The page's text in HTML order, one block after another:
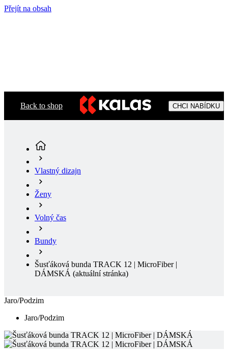
Přejít na obsah
Back to shop CHCI NABÍDKU
Vlastný dizajn
Ženy
Volný čas
Bundy
Šusťáková bunda TRACK 12 | MicroFiber |
DÁMSKÁ (aktuální stránka)
Jaro/Podzim
Jaro/Podzim